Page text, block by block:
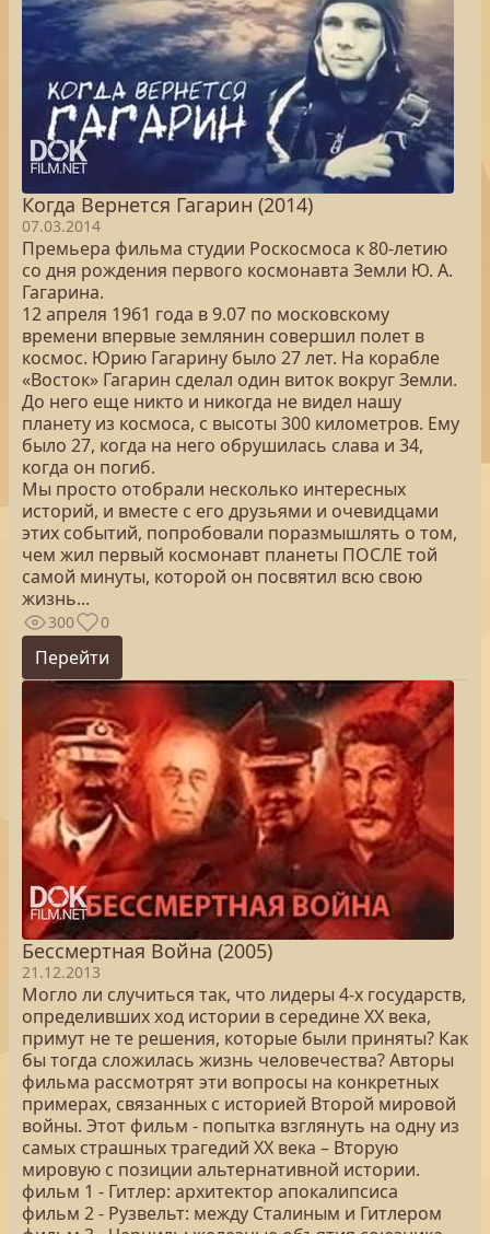
Когда Вернется Гагарин (2014)
07.03.2014
Премьера фильма студии Роскосмоса к 80-летию
со дня рождения первого космонавта Земли Ю. А.
Гагарина.
12 апреля 1961 года в 9.07 по московскому
времени впервые землянин совершил полет в
космос. Юрию Гагарину было 27 лет. На корабле
«Восток» Гагарин сделал один виток вокруг Земли.
До него еще никто и никогда не видел нашу
планету из космоса, с высоты 300 километров. Ему
было 27, когда на него обрушилась слава и 34,
когда он погиб.
Мы просто отобрали несколько интересных
историй, и вместе с его друзьями и очевидцами
этих событий, попробовали поразмышлять о том,
чем жил первый космонавт планеты ПОСЛЕ той
самой минуты, которой он посвятил всю свою
жизнь...
300 0
Перейти
Бессмертная Война (2005)
21.12.2013
Могло ли случиться так, что лидеры 4-х государств,
определивших ход истории в середине ХХ века,
примут не те решения, которые были приняты? Как
бы тогда сложилась жизнь человечества? Авторы
фильма рассмотрят эти вопросы на конкретных
примерах, связанных с историей Второй мировой
войны. Этот фильм - попытка взглянуть на одну из
самых страшных трагедий ХХ века – Вторую
мировую с позиции альтернативной истории.
фильм 1 - Гитлер: архитектор апокалипсиса
фильм 2 - Рузвельт: между Сталиным и Гитлером